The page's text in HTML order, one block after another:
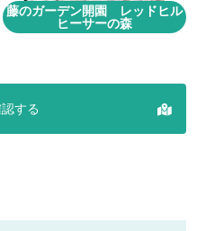
藤のガーデン開園 レッドヒル
ヒーサーの森
する